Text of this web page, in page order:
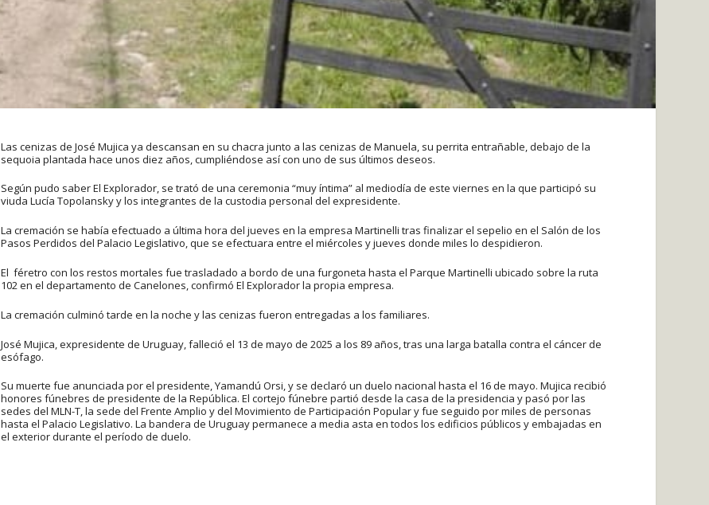
Las cenizas de José Mujica ya descansan en su chacra junto a las cenizas de Manuela, su perrita entrañable, debajo de la
sequoia plantada hace unos diez años, cumpliéndose así con uno de sus últimos deseos.
Según pudo saber El Explorador, se trató de una ceremonia “muy íntima” al mediodía de este viernes en la que participó su
viuda Lucía Topolansky y los integrantes de la custodia personal del expresidente.
La cremación se había efectuado a última hora del jueves en la empresa Martinelli tras finalizar el sepelio en el Salón de los
Pasos Perdidos del Palacio Legislativo, que se efectuara entre el miércoles y jueves donde miles lo despidieron.
El féretro con los restos mortales fue trasladado a bordo de una furgoneta hasta el Parque Martinelli ubicado sobre la ruta
102 en el departamento de Canelones, confirmó El Explorador la propia empresa.
La cremación culminó tarde en la noche y las cenizas fueron entregadas a los familiares.
José Mujica, expresidente de Uruguay, falleció el 13 de mayo de 2025 a los 89 años, tras una larga batalla contra el cáncer de
esófago.
Su muerte fue anunciada por el presidente, Yamandú Orsi, y se declaró un duelo nacional hasta el 16 de mayo. Mujica recibió
honores fúnebres de presidente de la República. El cortejo fúnebre partió desde la casa de la presidencia y pasó por las
sedes del MLN-T, la sede del Frente Amplio y del Movimiento de Participación Popular y fue seguido por miles de personas
hasta el Palacio Legislativo. La bandera de Uruguay permanece a media asta en todos los edificios públicos y embajadas en
el exterior durante el período de duelo.